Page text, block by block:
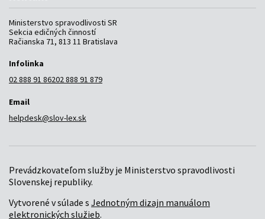
Ministerstvo spravodlivosti SR
Sekcia edičných činností
Račianska 71, 813 11 Bratislava
Infolinka
02 888 91 86202 888 91 879
Email
helpdesk@slov-lex.sk
Prevádzkovateľom služby je Ministerstvo spravodlivosti
Slovenskej republiky.
Vytvorené v súlade s Jednotným dizajn manuálom
elektronických služieb.